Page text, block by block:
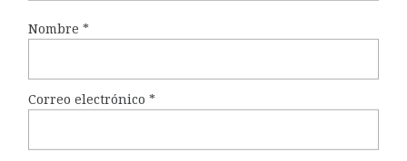
Nombre *
Correo electrónico *